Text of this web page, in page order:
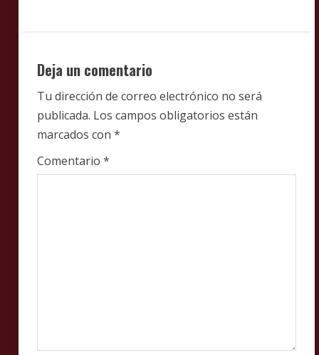
e
a
d
i
Deja un comentario
Tu dirección de correo electrónico no será
publicada. Los campos obligatorios están
marcados con *
Comentario *